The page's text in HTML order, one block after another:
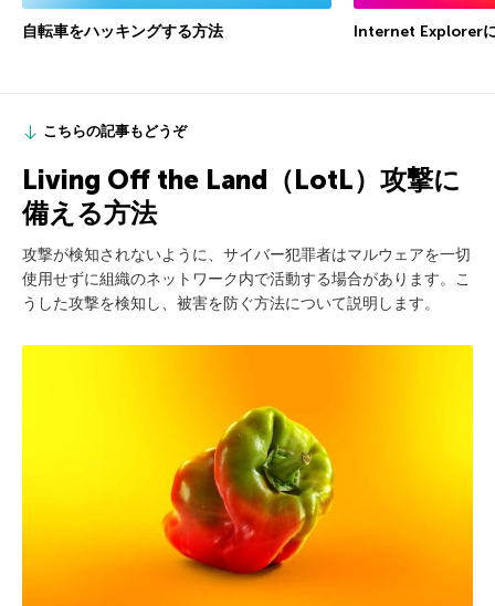
自転車をハッキングする方法 Internet Explorer
こちらの記事もどうぞ
Living Off the Land（LotL）攻撃に
備える方法
攻撃が検知されないように、サイバー犯罪者はマルウェアを一切
使用せずに組織のネットワーク内で活動する場合があります。こ
うした攻撃を検知し、被害を防ぐ方法について説明します。